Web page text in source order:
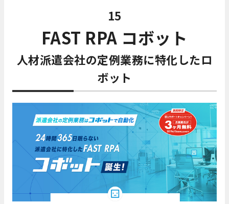
15
FAST RPA コボット
人材派遣会社の定例業務に特化したロ
ボット